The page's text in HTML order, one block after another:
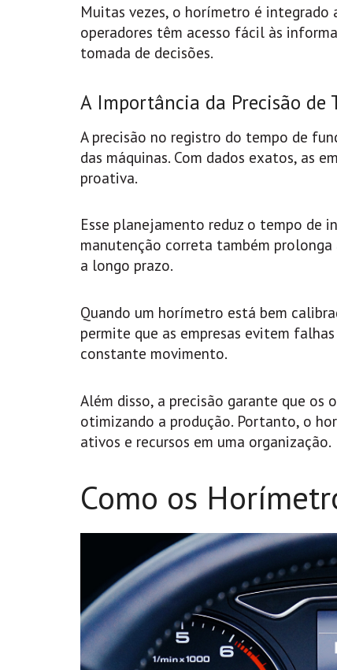
Muitas vezes, o horímetro é integrado
operadores têm acesso fácil às
tomada de decisões.
A Importância da Precisão de
A precisão no registro do tempo de
das máquinas. Com dados exatos, as
proativa.
Esse planejamento reduz o tempo de
manutenção correta também
a longo prazo.
Quando um horímetro está bem
permite que as empresas evitem
constante movimento.
Além disso, a precisão garante que os
otimizando a produção. Portanto, o
ativos e recursos em uma organização.
Como os